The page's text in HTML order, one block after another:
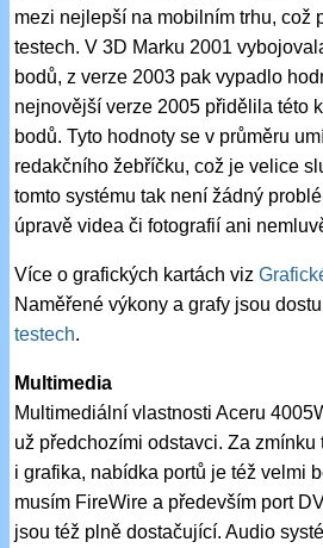
mezi nejlepší na mobilním trhu, což
testech. V 3D Marku 2001
bodů, z verze 2003 pak vypadlo
nejnovější verze 2005 přidělila této
bodů. Tyto hodnoty se v průměru
redakčního žebříčku, což je velice
tomto systému tak není žádný
úpravě videa či fotografií ani
Více o grafických kartách viz
Naměřené výkony a grafy jsou
testech.
Multimedia
Multimediální vlastnosti Aceru
už předchozími odstavci. Za
i grafika, nabídka portů je též velmi
musím FireWire a především port
jsou též plně dostačující. Audio